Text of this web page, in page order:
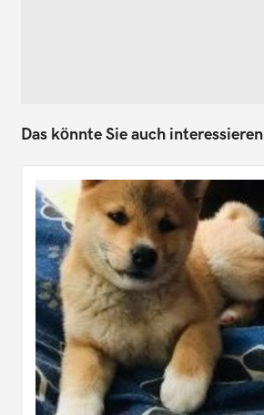
Das könnte Sie auch interessieren